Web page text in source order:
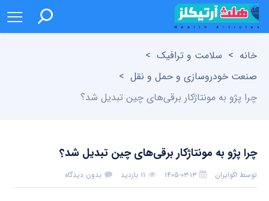
خانه > سلامت و ترافیک >
صنعت خودروسازی و حمل و نقل >
چرا پژو به مونتاژکار برقی‌های چین تبدیل شد؟
چرا پژو به مونتاژکار برقی‌های چین تبدیل شد؟
توسط اکوایران ۱۴۰۵-۰۳-۱۳ ۱۱ بازدید بدون دیدگاه